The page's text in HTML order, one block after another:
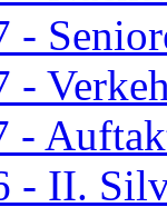
-
-
-
- II.